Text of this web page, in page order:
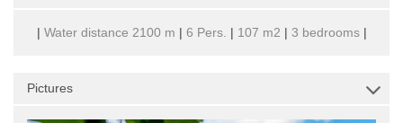
| Water distance 2100 m | 6 Pers. | 107 m2 | 3 bedrooms|
Pictures